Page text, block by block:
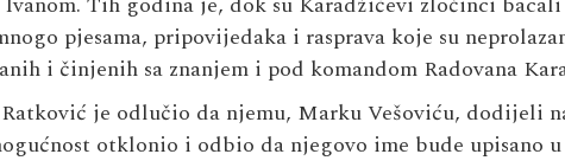
pjesama, pripovijedaka i rasprava koje su
i činjenih sa znanjem i pod komandom Radovana
je odlučio da njemu, Marku Vešoviću, dodijeli
otklonio i odbio da njegovo ime bude upisano u